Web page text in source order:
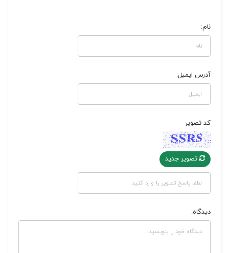
نام:
آدرس ایمیل:
کد تصویر
تصویر جدید
دیدگاه: